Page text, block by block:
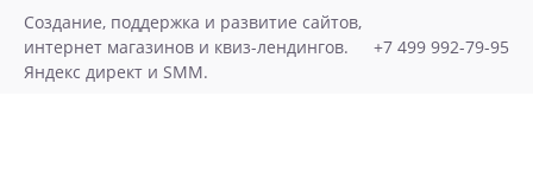
Skip
content
Создание, поддержка и развитие сайтов,
интернет магазинов и квиз-лендингов.
Яндекс директ и SMM.
+7 499 992-79-95